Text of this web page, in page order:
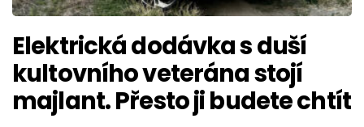
Elektrická dodávka s duší
kultovního veterána stojí
majlant. Přesto ji budete chtít